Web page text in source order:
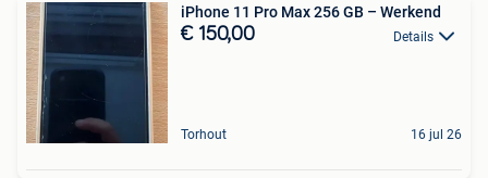
iPhone 11 Pro Max 256 GB – Werkend
€ 150,00 Details
Torhout 16 jul 26